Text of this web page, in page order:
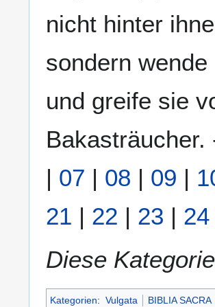
nicht hinter
sondern
und greife sie
| 07 | 08 | 09 |
21 | 22 | 23 | 24
Diese
Kategorien: Vulgata BIBLIA SACRA